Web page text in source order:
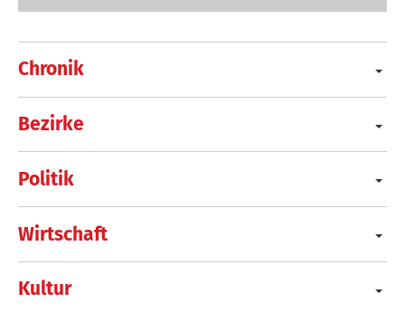
Chronik
Bezirke
Politik
Wirtschaft
Kultur